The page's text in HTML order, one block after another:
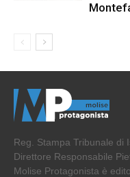
Reg. Stampa Tribunale di
Direttore Responsabile
Molise Protagonista è